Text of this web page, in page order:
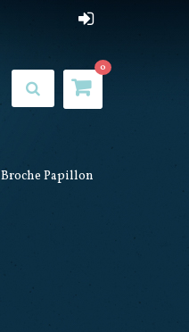
0
Broche Papillon